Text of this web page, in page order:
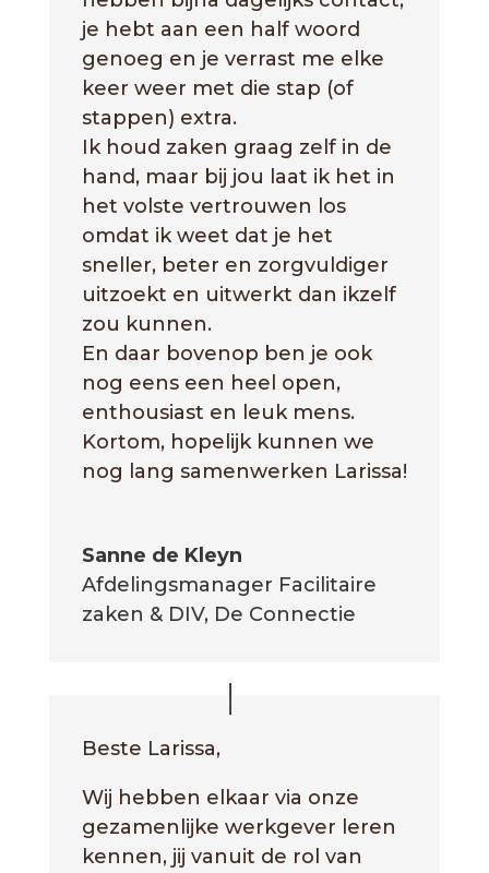
je hebt aan een half woord
genoeg en je verrast me elke
keer weer met die stap (of
stappen) extra.
Ik houd zaken graag zelf in de
hand, maar bij jou laat ik het in
het volste vertrouwen los
omdat ik weet dat je het
sneller, beter en zorgvuldiger
uitzoekt en uitwerkt dan ikzelf
zou kunnen.
En daar bovenop ben je ook
nog eens een heel open,
enthousiast en leuk mens.
Kortom, hopelijk kunnen we
nog lang samenwerken Larissa!
Sanne de Kleyn
Afdelingsmanager Facilitaire
zaken & DIV, De Connectie
Beste Larissa,
Wij hebben elkaar via onze
gezamenlijke werkgever leren
kennen, jij vanuit de rol van